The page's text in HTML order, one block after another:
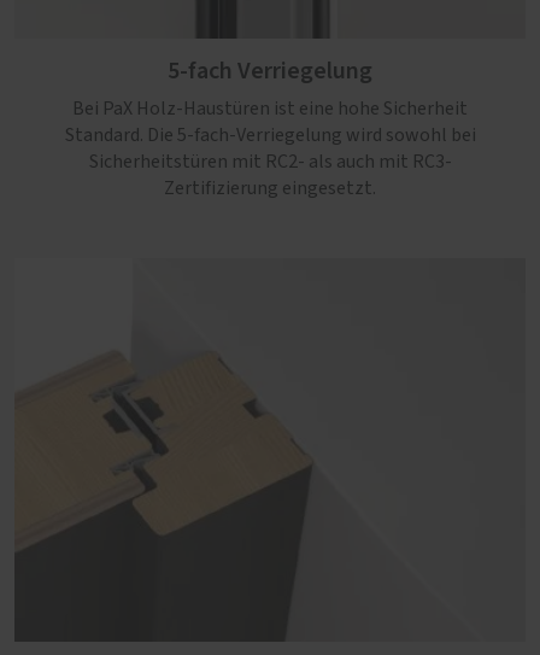
5-fach Verriegelung
Bei PaX Holz-Haustüren ist eine hohe Sicherheit
Standard. Die 5-fach-Verriegelung wird sowohl bei
Sicherheitstüren mit RC2- als auch mit RC3-
Zertifizierung eingesetzt.